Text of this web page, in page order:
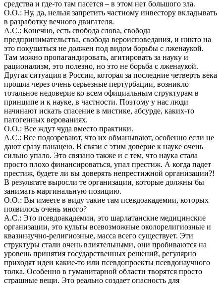
средства и где-то там пасется – в этом нет большого зла.
О.О.: Ну, да, нельзя запретить частному инвестору вкладывать
в разработку вечного двигателя.
А.С.: Конечно, есть свобода слова, свобода
предпринимательства, свобода вероисповедания, и никто на
это покушаться не должен под видом борьбы с лженаукой.
Там можно пропагандировать, агитировать за науку и
рационализм, это полезно, но это не борьба с лженаукой.
Другая ситуация в России, которая за последние четверть века
прошла через очень серьезные пертурбации, возникло
тотальное недоверие ко всем официальным структурам в
принципе и к науке, в частности. Поэтому у нас люди
начинают искать спасение в мистике, абсурде, каких-то
патогенных верованиях.
О.О.: Все ждут чуда вместо практики.
А.С.: Все подозревают, что их обманывают, особенно если не
дают сразу панацею. В связи с этим доверие к науке очень
сильно упало. Это связано также и с тем, что наука стала
просто плохо финансироваться, упал престиж. А когда падет
престиж, будете ли вы доверять непрестижной организации?!
В результате выросли те организации, которые должны бы
занимать маргинальную позицию.
О.О.: Вы имеете в виду такие там псевдоакадемии, которых
появилось очень много?
А.С.: Это псевдоакадемии, это шарлатанские медицинские
организации, это культы всевозможные околорелигиозные и
квазинаучно-религиозные, масса всего существует. Эти
структуры стали очень влиятельными, они пробиваются на
уровень принятия государственных решений, регулярно
приходят идеи какие-то или псевдопроекты псевдонаучного
толка. Особенно в гуманитарной области творятся просто
страшные вещи. Это реально создает опасность для